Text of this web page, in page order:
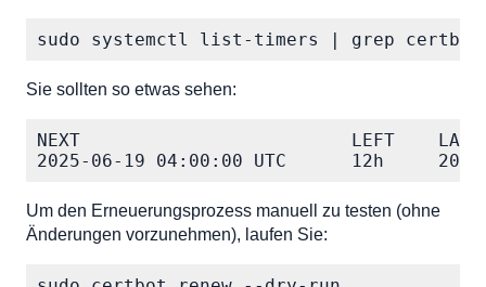
sudo systemctl list-timers | grep certbot
Sie sollten so etwas sehen:
NEXT                         LEFT
Um den Erneuerungsprozess manuell zu testen (ohne
Änderungen vorzunehmen), laufen Sie: